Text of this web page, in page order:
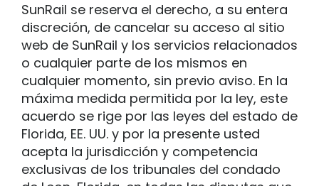
SunRail se reserva el derecho, a su entera
discreción, de cancelar su acceso al sitio
web de SunRail y los servicios relacionados
o cualquier parte de los mismos en
cualquier momento, sin previo aviso. En la
máxima medida permitida por la ley, este
acuerdo se rige por las leyes del estado de
Florida, EE. UU. y por la presente usted
acepta la jurisdicción y competencia
exclusivas de los tribunales del condado